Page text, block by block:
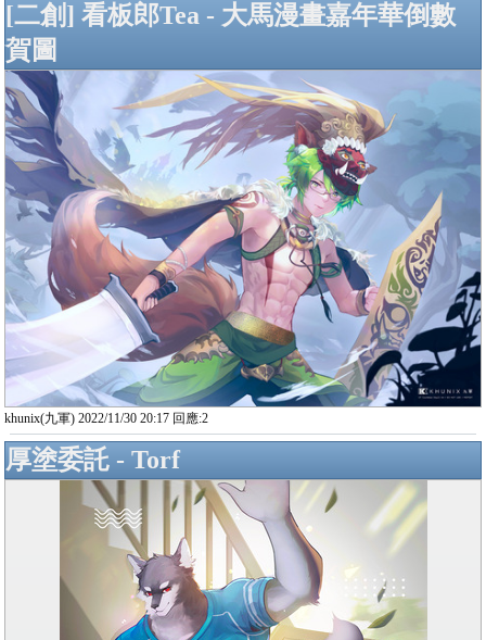
[二創] 看板郎Tea - 大馬漫畫嘉年華倒數
賀圖
khunix(九軍) 2022/11/30 20:17 回應:2
厚塗委託 - Torf